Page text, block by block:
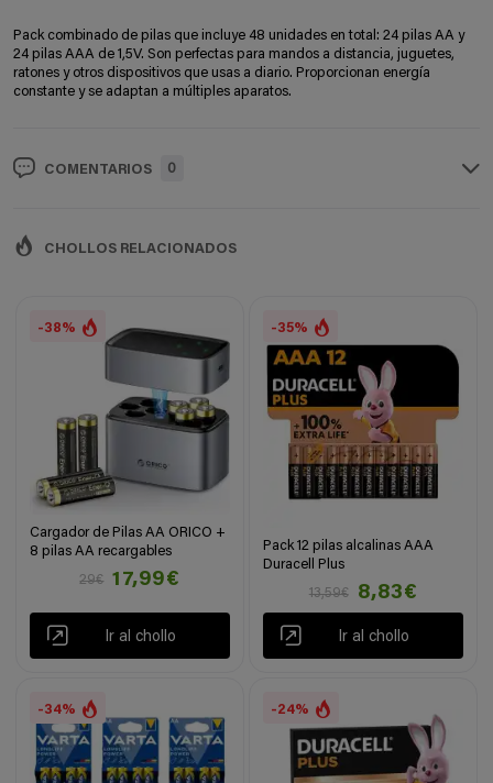
Pack combinado de pilas que incluye 48 unidades en total: 24 pilas AA y
24 pilas AAA de 1,5V. Son perfectas para mandos a distancia, juguetes,
ratones y otros dispositivos que usas a diario. Proporcionan energía
constante y se adaptan a múltiples aparatos.
COMENTARIOS 0
CHOLLOS RELACIONADOS
-38%
Cargador de Pilas AA ORICO +
8 pilas AA recargables
29€
17,99€
Ir al chollo
-35%
Pack 12 pilas alcalinas AAA
Duracell Plus
13,59€
8,83€
Ir al chollo
-34% -24%